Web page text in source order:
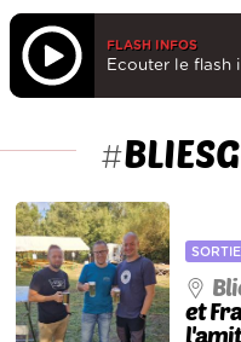
FLASH INFOS
Ecouter le flash
#
SORTIE
et